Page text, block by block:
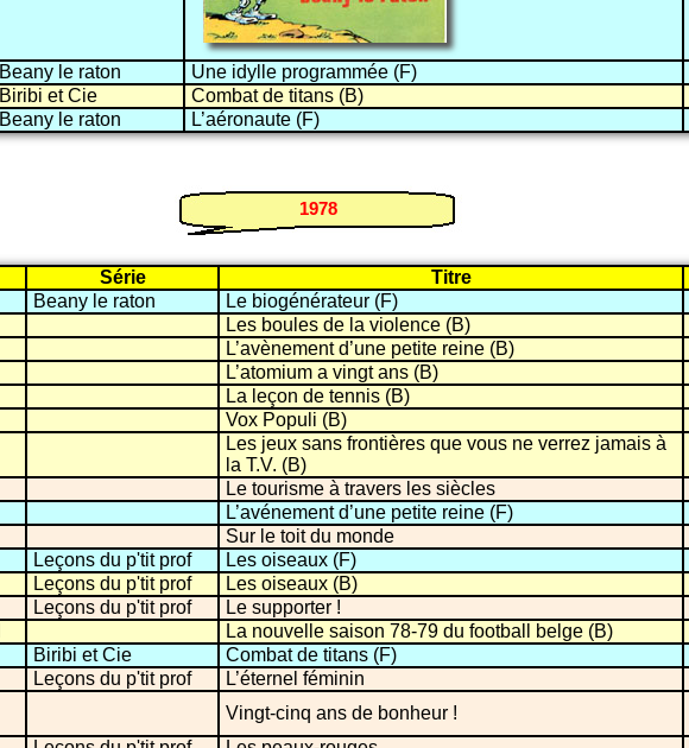
Beany le raton Une idylle programmée (F)
Biribi et Cie Combat de titans (B)
Beany le raton L’aéronaute (F)
1978
Série Titre
Beany le raton Le biogénérateur (F)
Les boules de la violence (B)
L’avènement d’une petite reine (B)
L’atomium a vingt ans (B)
La leçon de tennis (B)
Vox Populi (B)
Les jeux sans frontières que vous ne verrez jamais à
la T.V. (B)
Le tourisme à travers les siècles
L’avénement d’une petite reine (F)
Sur le toit du monde
Leçons du p'tit prof Les oiseaux (F)
Leçons du p'tit prof Les oiseaux (B)
Leçons du p'tit prof Le supporter !
La nouvelle saison 78-79 du football belge (B)
Biribi et Cie Combat de titans (F)
Leçons du p'tit prof L’éternel féminin
Vingt-cinq ans de bonheur !